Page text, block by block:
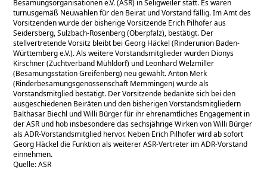
Besamungsorganisationen e.V. (ASR) in Seligweiler statt. Es waren
turnusgemäß Neuwahlen für den Beirat und Vorstand fällig. Im Amt des
Vorsitzenden wurde der bisherige Vorsitzende Erich Pilhofer aus
Seidersberg, Sulzbach-Rosenberg (Oberpfalz), bestätigt. Der
stellvertretende Vorsitz bleibt bei Georg Häckel (Rinderunion Baden-
Württemberg e.V.). Als weitere Vorstandsmitglieder wurden Dionys
Kirschner (Zuchtverband Mühldorf) und Leonhard Welzmiller
(Besamungsstation Greifenberg) neu gewählt. Anton Merk
(Rinderbesamungsgenossenschaft Memmingen) wurde als
Vorstandsmitglied bestätigt. Der Vorsitzende bedankte sich bei den
ausgeschiedenen Beiräten und den bisherigen Vorstandsmitgliedern
Balthasar Biechl und Willi Bürger für ihr ehrenamtliches Engagement in
der ASR und hob insbesondere das sechsjährige Wirken von Willi Bürger
als ADR-Vorstandsmitglied hervor. Neben Erich Pilhofer wird ab sofort
Georg Häckel die Funktion als weiterer ASR-Vertreter im ADR-Vorstand
einnehmen.
Quelle: ASR